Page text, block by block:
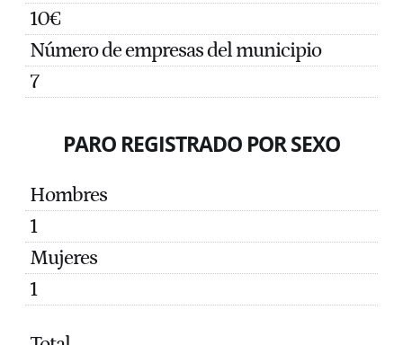
10€
Número de empresas del municipio
7
PARO REGISTRADO POR SEXO
Hombres
1
Mujeres
1